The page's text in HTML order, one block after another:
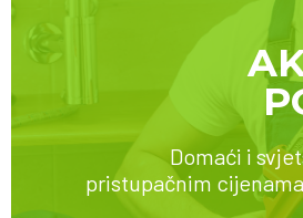
Domaći i
pristupačnim
SAZNAJTE